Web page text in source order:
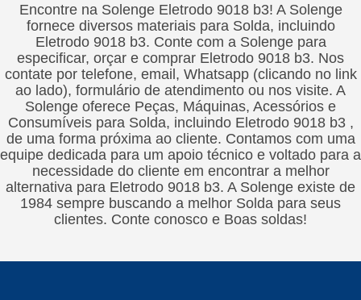
Encontre na Solenge Eletrodo 9018 b3! A Solenge
fornece diversos materiais para Solda, incluindo
Eletrodo 9018 b3. Conte com a Solenge para
especificar, orçar e comprar Eletrodo 9018 b3. Nos
contate por telefone, email, Whatsapp (clicando no link
ao lado), formulário de atendimento ou nos visite. A
Solenge oferece Peças, Máquinas, Acessórios e
Consumíveis para Solda, incluindo Eletrodo 9018 b3 ,
de uma forma próxima ao cliente. Contamos com uma
equipe dedicada para um apoio técnico e voltado para a
necessidade do cliente em encontrar a melhor
alternativa para Eletrodo 9018 b3. A Solenge existe de
1984 sempre buscando a melhor Solda para seus
clientes. Conte conosco e Boas soldas!